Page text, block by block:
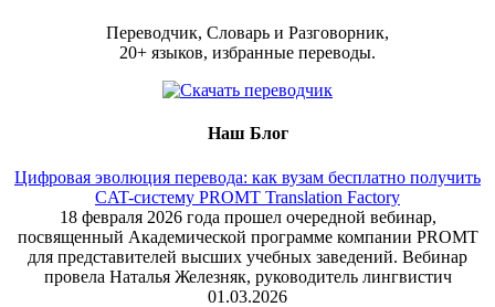
Переводчик, Словарь и Разговорник,
20+ языков, избранные переводы.
Наш Блог
Цифровая эволюция перевода: как вузам бесплатно получить
CAT-систему PROMT Translation Factory
18 февраля 2026 года прошел очередной вебинар,
посвященный Академической программе компании PROMT
для представителей высших учебных заведений. Вебинар
провела Наталья Железняк, руководитель лингвистич
01.03.2026